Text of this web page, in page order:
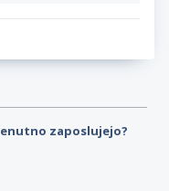
zaposlujejo?